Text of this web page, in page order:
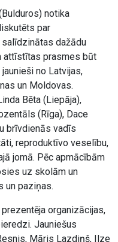
notika
par
dažādu
attīstītas prasmes būt
no Latvijas,
un Moldovas.
Bēta (Liepāja),
(Rīga), Dace
brīvdienās vadīs
reproduktīvo veselību,
jomā. Pēc apmācībām
uz skolām un
un paziņas.
organizācijas,
Jauniešus
Māris Lazdiņš, Ilze